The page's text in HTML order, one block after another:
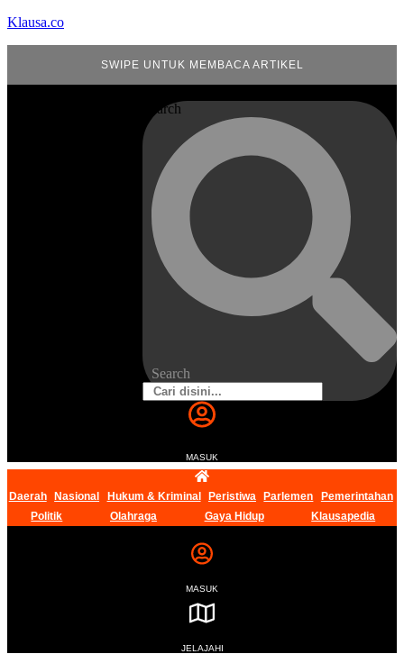
Klausa.co
SWIPE UNTUK MEMBACA ARTIKEL
Search
Search
MASUK
Daerah Nasional Hukum & Kriminal Peristiwa Parlemen
Pemerintahan
Politik
Olahraga Gaya Hidup Klausapedia
MASUK
JELAJAHI